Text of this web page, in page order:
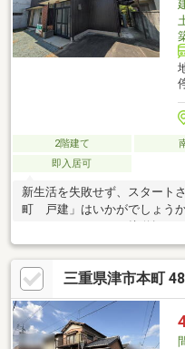
2階建て
即入居可
新生活を失敗せず、スタート
町 戸建」はいかがでしょう
4DKです！中古の戸建て物件
お急ぎの方も安心してお問い
えめの物件です(^o^)
三重県津市本町